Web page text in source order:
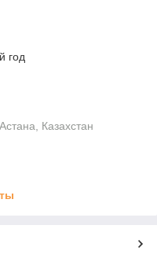
год
Казахстан